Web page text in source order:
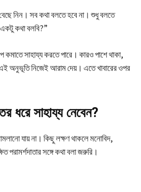
নিন। সব কথা বলতে হবে না। শুধু বলতে
কথা বলবি?”
কমাতে সাহায্য করতে পারে। কারও পাশে থাকা,
অনুভূতি নিজেই আরাম দেয়। এতে খাবারের ওপর
ধরে সাহায্য নেবেন?
যায় না। কিছু লক্ষণ থাকলে মনোবিদ,
পরামর্শদাতার সঙ্গে কথা বলা জরুরি।